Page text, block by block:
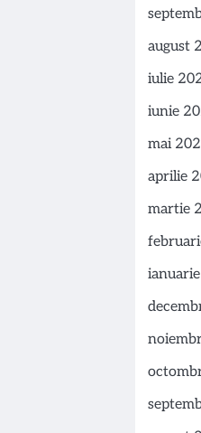
august
iulie
iunie
mai
aprilie
martie